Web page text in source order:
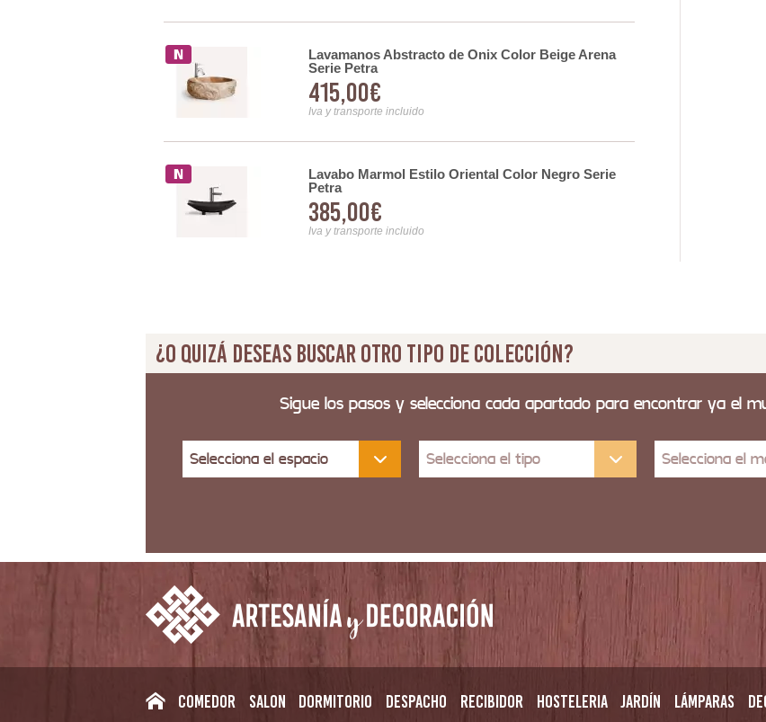
Lavamanos Abstracto de Onix Color Beige Arena
Serie Petra
415,00€
Iva y transporte incluido
Lavabo Marmol Estilo Oriental Color Negro Serie
Petra
385,00€
Iva y transporte incluido
¿O quizá deseas buscar otro tipo de colección?
Sigue los pasos y selecciona cada apartado para encontrar ya el
Selecciona el espacio Selecciona el tipo Selecciona el
Comedor Salon Dormitorio Despacho Recibidor Hosteleria Jardín Lámparas